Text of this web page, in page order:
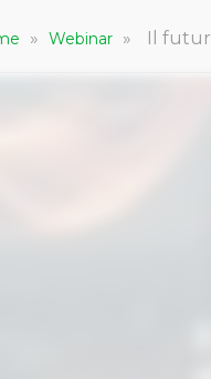
» Webinar » Il